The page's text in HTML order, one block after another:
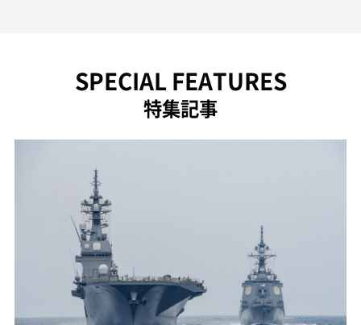
SPECIAL FEATURES
特集記事